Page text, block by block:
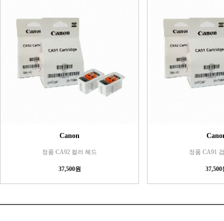
Canon
정품 CA92 컬러 헤드
37,500원
정품 CA91
37,500